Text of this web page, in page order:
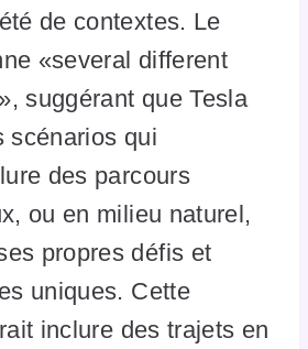
de contextes. Le
«several different
suggérant que Tesla
scénarios qui
des parcours
ou en milieu naturel,
propres défis et
uniques. Cette
inclure des trajets en